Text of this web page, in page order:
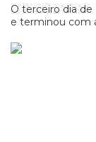
O terceiro dia
e terminou com